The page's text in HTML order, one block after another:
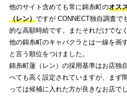
他のサイト含めても常に錦糸町のオス
（レン）ですが CONNECT独自調査で
的な高額時給です。またそれだけでな
他の錦糸町のキャバクラとは一線を画
と言う順位をつけました。
錦糸町蓮（レン）の採用基準はお店独
べても高く設定されていますが、まず
っては候補に入れた方が良きなお店でし